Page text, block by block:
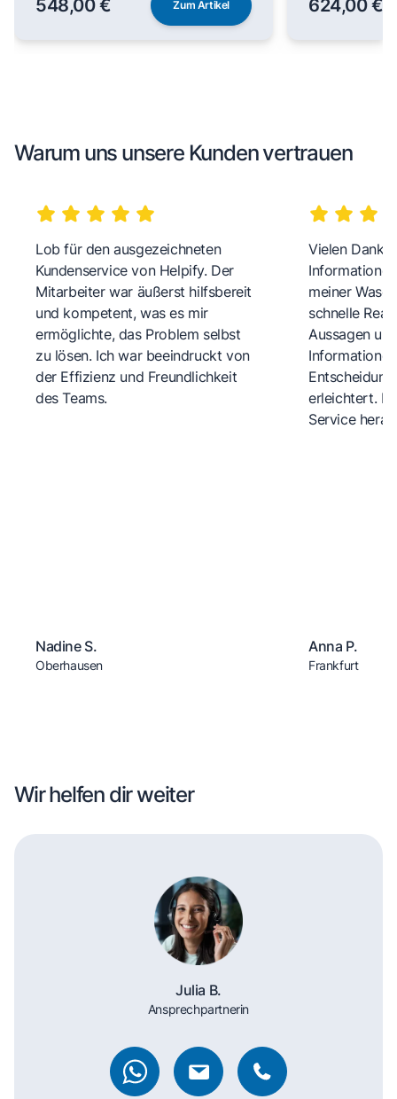
548,00 € Zum Artikel 624,00 €
Warum uns unsere Kunden vertrauen
Lob für den ausgezeichneten
Kundenservice von Helpify. Der
Mitarbeiter war äußerst hilfsbereit
und kompetent, was es mir
ermöglichte, das Problem selbst
zu lösen. Ich war beeindruckt von
der Effizienz und Freundlichkeit
des Teams.
Nadine S.
Oberhausen
Vielen Dank
meiner
schnelle
Aussagen
erleichtert.
Service
Anna P.
Frankfurt
Wir helfen dir weiter
Julia B.
Ansprechpartnerin